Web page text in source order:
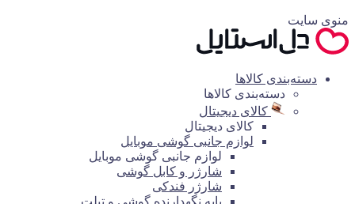
منوی سایت
دسته‌بندی کالاها
دسته‌بندی کالاها
کالای دیجیتال
کالای دیجیتال
لوازم جانبی گوشی موبایل
لوازم جانبی گوشی موبایل
شارژر و کابل گوشی
شارژر فندکی
پایه نگهدارنده گوشی و تبلت